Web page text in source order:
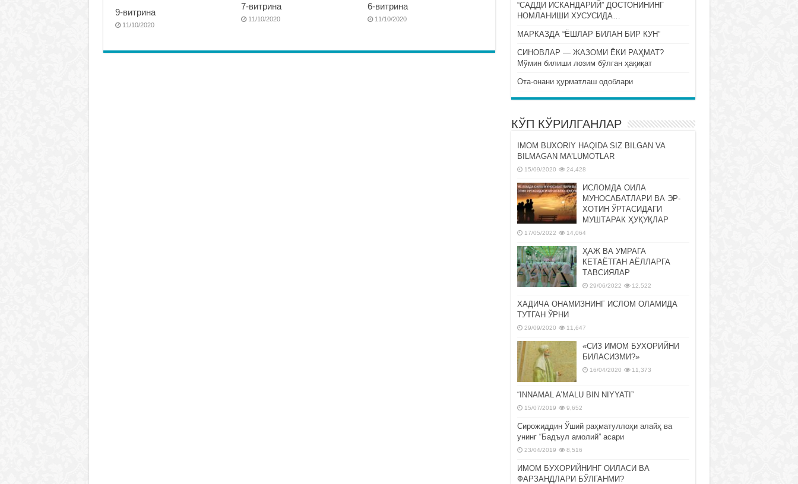
9-витрина
11/10/2020
7-витрина
11/10/2020
6-витрина
11/10/2020
“САДДИ ИСКАНДАРИЙ” ДОСТОНИНИНГ
НОМЛАНИШИ ХУСУСИДА…
МАРКАЗДА “ЁШЛАР БИЛАН БИР КУН”
СИНОВЛАР — ЖАЗОМИ ЁКИ РАҲМАТ?
Мўмин билиши лозим бўлган ҳақиқат
Ота-онани ҳурматлаш одоблари
КЎП КЎРИЛГАНЛАР
IMOM BUXORIY HAQIDA SIZ BILGAN VA
BILMAGAN MA’LUMOTLAR
15/09/2020 24,428
ИСЛОМДА ОИЛА
МУНОСАБАТЛАРИ ВА ЭР-
ХОТИН ЎРТАСИДАГИ
МУШТАРАК ҲУҚУҚЛАР
17/05/2022 14,064
ҲАЖ ВА УМРАГА
КЕТАЁТГАН АЁЛЛАРГА
ТАВСИЯЛАР
29/06/2022 12,522
ХАДИЧА ОНАМИЗНИНГ ИСЛОМ ОЛАМИДА
ТУТГАН ЎРНИ
29/09/2020 11,647
«СИЗ ИМОМ БУХОРИЙНИ
БИЛАСИЗМИ?»
16/04/2020 11,373
“INNAMAL A’MALU BIN NIYYATI”
15/07/2019 9,652
Сирожиддин Ўший раҳматуллоҳи алайҳ ва
унинг “Бадъул амолий” асари
23/04/2019 8,516
ИМОМ БУХОРИЙНИНГ ОИЛАСИ ВА
ФАРЗАНДЛАРИ БЎЛГАНМИ?